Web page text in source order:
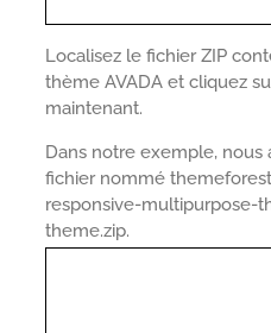
Localisez le fichier ZIP
thème AVADA et cliquez
maintenant.
Dans notre exemple,
fichier nommé
responsive-multipurpose-
theme.zip.